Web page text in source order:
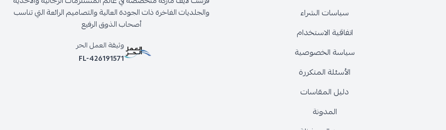
سياسات الشراء
اتفاقية الاستخدام
سياسة الخصوصية
الأسئلة المتكررة
دليل المقاسات
المدونة
والجلديات الفاخرة ذات الجودة العالية والتصاميم الرائعة التي تناسب
أصحاب الذوق الرفيع
وثيقة العمل الحر
FL-426191571